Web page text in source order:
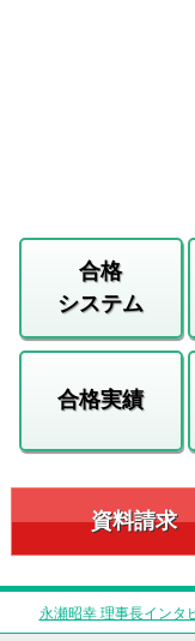
合格
システム
合格実績
資料請求
永瀬昭幸 理事長インタ